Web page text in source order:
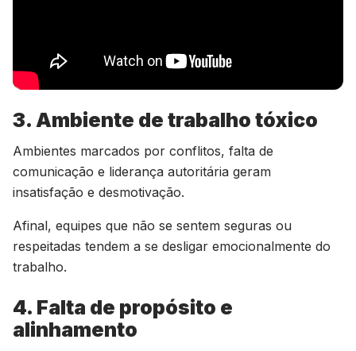
3. Ambiente de trabalho tóxico
Ambientes marcados por conflitos, falta de
comunicação e liderança autoritária geram
insatisfação e desmotivação.
Afinal, equipes que não se sentem seguras ou
respeitadas tendem a se desligar emocionalmente do
trabalho.
4. Falta de propósito e
alinhamento